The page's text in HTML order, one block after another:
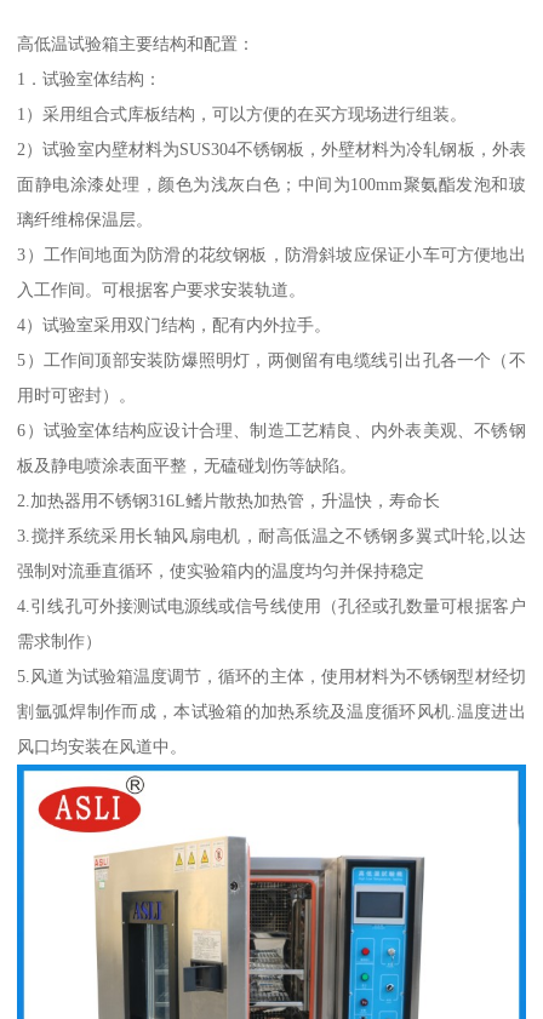
高低温试验箱主要结构和配置：
1．试验室体结构：
1）采用组合式库板结构，可以方便的在买方现场进行组装。
2）试验室内壁材料为SUS304不锈钢板，外壁材料为冷轧钢板，外表
面静电涂漆处理，颜色为浅灰白色；中间为100mm聚氨酯发泡和玻
璃纤维棉保温层。
3）工作间地面为防滑的花纹钢板，防滑斜坡应保证小车可方便地出
入工作间。可根据客户要求安装轨道。
4）试验室采用双门结构，配有内外拉手。
5）工作间顶部安装防爆照明灯，两侧留有电缆线引出孔各一个（不
用时可密封）。
6）试验室体结构应设计合理、制造工艺精良、内外表美观、不锈钢
板及静电喷涂表面平整，无磕碰划伤等缺陷。
2.加热器用不锈钢316L鳍片散热加热管，升温快，寿命长
3.搅拌系统采用长轴风扇电机，耐高低温之不锈钢多翼式叶轮,以达
强制对流垂直循环，使实验箱内的温度均匀并保持稳定
4.引线孔可外接测试电源线或信号线使用（孔径或孔数量可根据客户
需求制作）
5.风道为试验箱温度调节，循环的主体，使用材料为不锈钢型材经切
割氩弧焊制作而成，本试验箱的加热系统及温度循环风机.温度进出
风口均安装在风道中。